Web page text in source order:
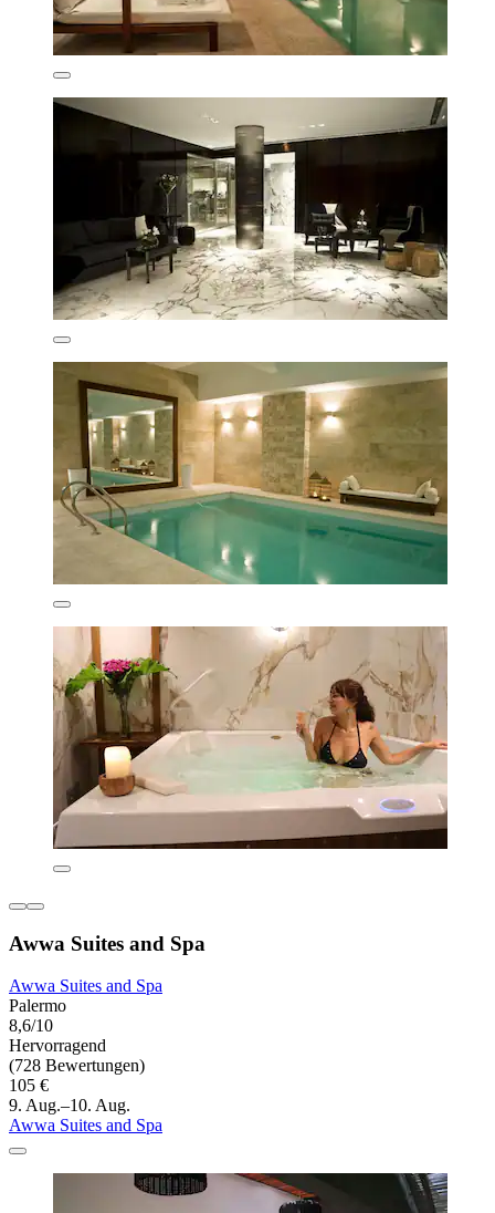
Awwa Suites and Spa
Awwa Suites and Spa
Palermo
8,6/10
Hervorragend
(728 Bewertungen)
105 €
9. Aug.–10. Aug.
Awwa Suites and Spa